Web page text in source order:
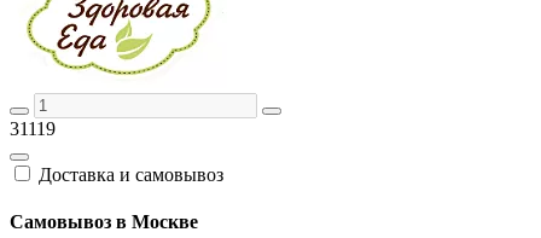
31119
Доставка и самовывоз
Самовывоз в Москве